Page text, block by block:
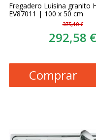
Fregadero Luisina granito
EV87011 | 100 x 50 cm
375,10 €
292,58 €
Comprar